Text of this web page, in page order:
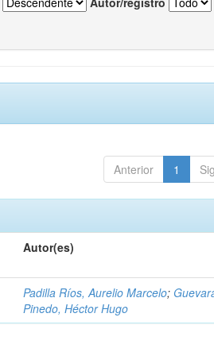
Anterior 1
Autor(es)
Padilla Ríos, Aurelio Marcelo;
Pinedo, Héctor Hugo